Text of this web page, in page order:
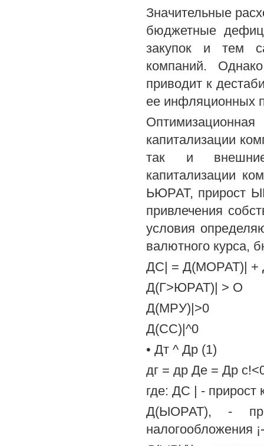
Значительные
бюджетные
закупок и тем
компаний.
приводит к
ее инфляционных
капитализации
так и внешние,
капитализации
ЬЮРАТ, прирост
привлечения
условия
валютного курса,
ДС| = Д(МОРАТ)| +
Д(Г>ЮРАТ)| > О
Д(МРУ)|>0
Д(СС)|^0
• Дт ^ Др (1)
дг = др Де = Др
где: ДС | - прирост
Д(ЫОРАТ), -
налогообложения